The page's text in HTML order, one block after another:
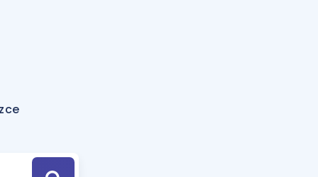
Hesaplama Aracı
için Öneriler
Tek Takvimde